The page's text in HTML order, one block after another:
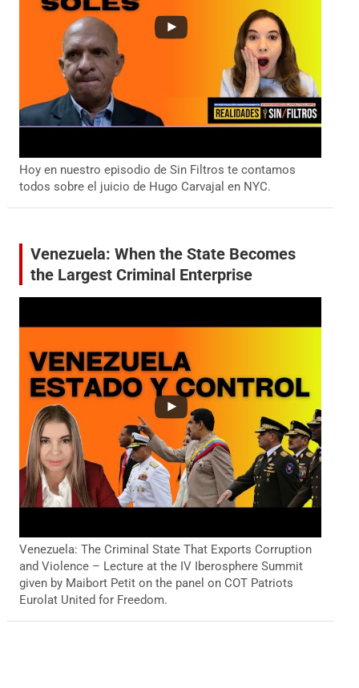
Hoy en nuestro episodio de Sin Filtros te contamos
todos sobre el juicio de Hugo Carvajal en NYC.
Venezuela: When the State Becomes
the Largest Criminal Enterprise
Venezuela: The Criminal State That Exports Corruption
and Violence – Lecture at the IV Iberosphere Summit
given by Maibort Petit on the panel on COT Patriots
Eurolat United for Freedom.